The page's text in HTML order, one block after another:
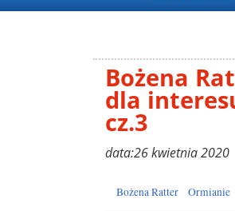
Bożena
dla
cz.3
data:26 kwietnia
Bożena Ratter Ormianie